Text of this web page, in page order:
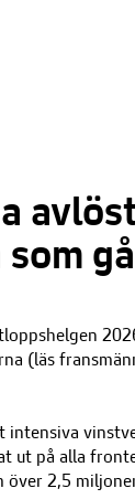
(läs
ut på alla
över 2,5